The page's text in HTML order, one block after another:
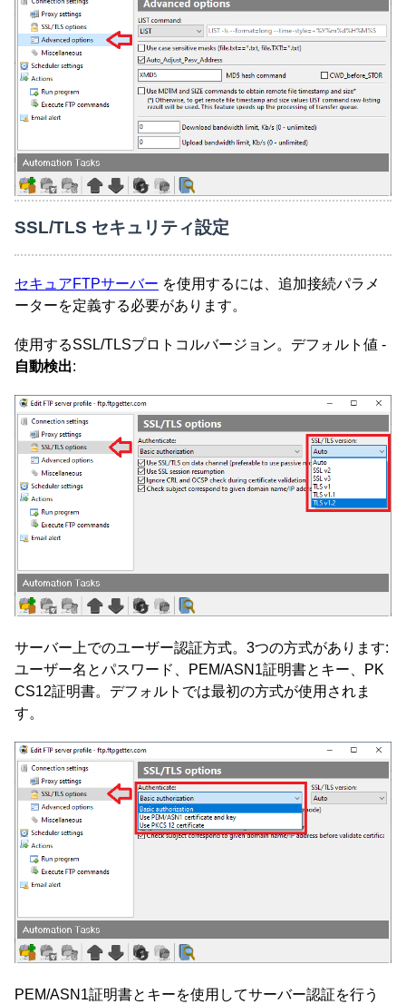
SSL/TLS セキュリティ設定
セキュアFTPサーバー を使用するには、追加接続パラメ
ーターを定義する必要があります。
使用するSSL/TLSプロトコルバージョン。デフォルト値 -
自動検出:
サーバー上でのユーザー認証方式。3つの方式があります:
ユーザー名とパスワード、PEM/ASN1証明書とキー、PK
CS12証明書。デフォルトでは最初の方式が使用されま
す。
PEM/ASN1証明書とキーを使用してサーバー認証を行う